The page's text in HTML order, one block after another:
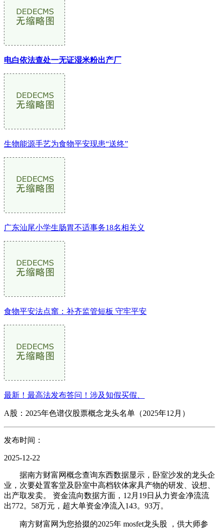
电白依法查处一无证湿米粉出产厂
生物能源手艺为食物平安现患“送终”
广东汕尾小学生肠胃不适事务18名相关义
食物平安法点窜：补齐监管短板 守牢平安
最新！最高法发布答问！涉及知假买假、
A股：2025年色谱仪股票概念龙头名单（2025年12月）
发布时间：
2025-12-22
据南方财富网概念查询东西数据显示，卧室沙发的龙头企
业，次要处置客堂及卧室中高档软体家具产物的研发、设想、
出产取发卖。 资金流向数据方面，12月19日从力资金净流流
出772。58万元，超大单资金净流入143。93万。
南方财富网为您拾掇的2025年 mosfet龙头股 ，供大师参